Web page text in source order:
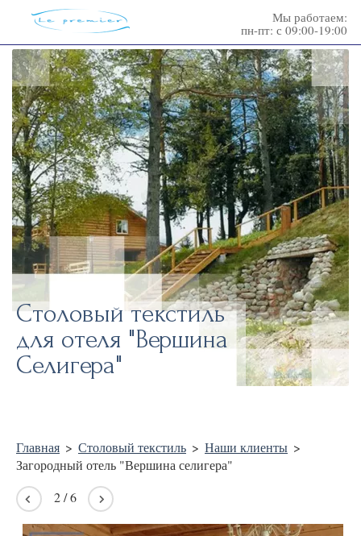
Мы работаем:
пн-пт: с 09:00-19:00
Столовый текстиль
для отеля "Вершина
Селигера"
Главная > Столовый текстиль > Наши клиенты >
Загородный отель "Вершина селигера"
2/6